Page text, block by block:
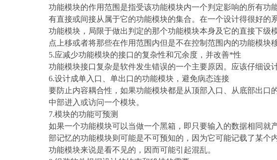
功能模块的作用范围是指受该功能模块内一个判定影响的所有
有直接或间接从属于它的功能模块的集合。在一个设计得很好
功能模块，局限于做出判定的那个功能模块本身及它的直接下
点上移或者将那些在作用范围内但是不在控制范围内的功能模块
5.应减少功能模块的接口的复杂性和冗余度，并改善*性
功能模块接口复杂是软件发生错误的一个主要原因。应该仔细设
6.设计成单入口、单出口的功能模块，避免病态连接
要防止内容耦合性，如果功能模块都是从顶部入口、从底部出
中部进入或访问一个模块。
7.模块的功能可预测
如果一个功能模块可以当做一个黑箱，即只要输入的数据相同
部记忆的功能模块则可能是不可预知的，因为它可能记载了某
功能模块来说是看不见的，因而可能引起混乱。